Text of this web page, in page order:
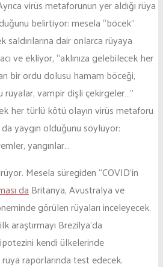
virüs metaforunun yer aldığı rüya
belirtiyor: mesela “böcek”
saldırılarına dair onlarca rüyaya
ve ekliyor, “aklınıza gelebilecek her
bir ordu dolusu hamam böceği,
rüyalar, vampir dişli çekirgeler…”
her türlü kötü olayın virüs metaforu
yaygın olduğunu söylüyor:
yangınlar…
Mesela süregiden “COVID’in
daBritanya, Avustralya ve
görülen rüyaları inceleyecek.
araştırmayı Brezilya’da
kendi ülkelerinde
raporlarında test edecek.